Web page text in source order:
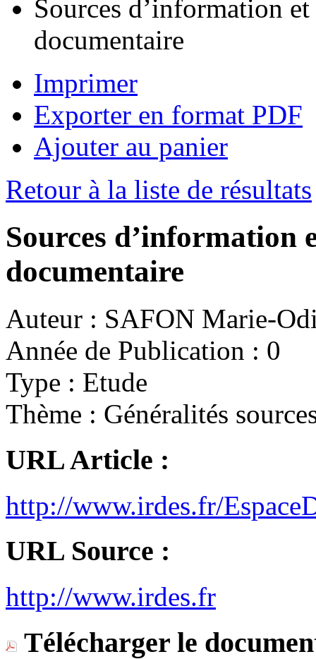
Sources d’information
documentaire
Imprimer
Exporter en format PDF
Ajouter au panier
Retour à la liste de résultats
Sources d’information
documentaire
Auteur : SAFON Marie-
Année de Publication : 0
Type : Etude
Thème : Généralités
URL Article :
http://www.irdes.fr/
URL Source :
http://www.irdes.fr
Télécharger le